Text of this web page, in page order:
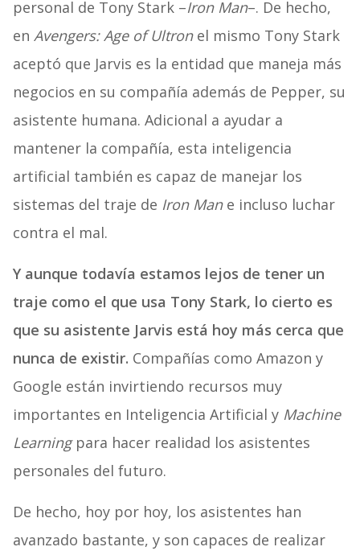
personal de Tony Stark –Iron Man–. De hecho,
en Avengers: Age of Ultronel mismo Tony Stark
aceptó que Jarvis es la entidad que maneja más
negocios en su compañía además de Pepper, su
asistente humana. Adicional a ayudar a
mantener la compañía, esta inteligencia
artificial también es capaz de manejar los
sistemas del traje de Iron Mane incluso luchar
contra el mal.
Y aunque todavía estamos lejos de tener un
traje como el que usa Tony Stark, lo cierto es
que su asistente Jarvis está hoy más cerca que
nunca de existir. Compañías como Amazon y
Google están invirtiendo recursos muy
importantes en Inteligencia Artificial y Machine
Learning para hacer realidad los asistentes
personales del futuro.
De hecho, hoy por hoy, los asistentes han
avanzado bastante, y son capaces de realizar